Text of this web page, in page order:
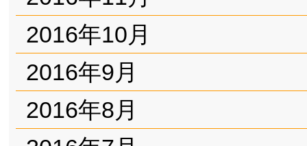
2016年10月
2016年9月
2016年8月